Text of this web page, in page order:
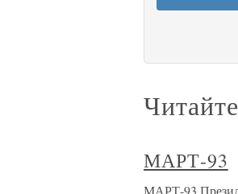
МАРТ-93
МАРТ-93